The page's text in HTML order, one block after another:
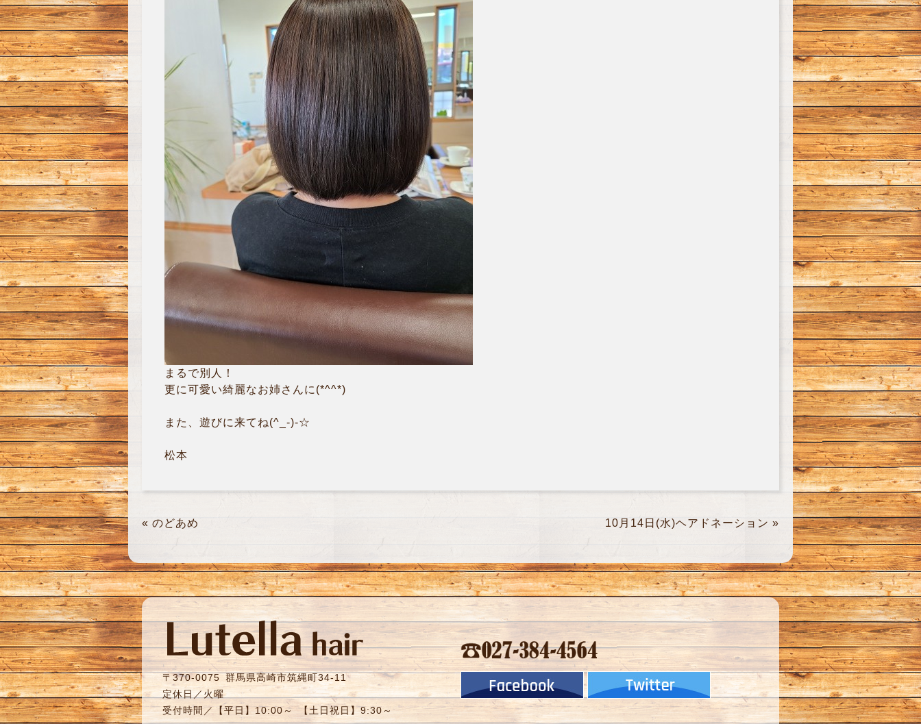
まるで別人！
更に可愛い綺麗なお姉さんに(*^^*)
また、遊びに来てね(^_-)-☆
松本
« のどあめ 10月14日(水)ヘアドネーション »
〒370-0075 群馬県高崎市筑縄町34-11
定休日／火曜
受付時間／【平日】10:00～ 【土日祝日】9:30～